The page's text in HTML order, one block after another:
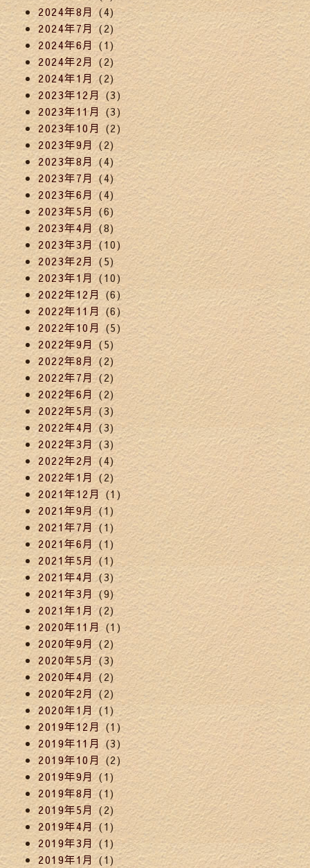
2024年8月(4)
2024年7月 (2)
2024年6月 (1)
2024年2月 (2)
2024年1月(2)
2023年12月 (3)
2023年11月 (3)
2023年10月 (2)
2023年9月 (2)
2023年8月 (4)
2023年7月 (4)
2023年6月 (4)
2023年5月(6)
2023年4月(8)
2023年3月(10)
2023年2月(5)
2023年1月(10)
2022年12月 (6)
2022年11月 (6)
2022年10月 (5)
2022年9月 (5)
2022年8月(2)
2022年7月(2)
2022年6月 (2)
2022年5月(3)
2022年4月(3)
2022年3月 (3)
2022年2月 (4)
2022年1月 (2)
2021年12月(1)
2021年9月(1)
2021年7月(1)
2021年6月(1)
2021年5月 (1)
2021年4月 (3)
2021年3月 (9)
2021年1月 (2)
2020年11月(1)
2020年9月(2)
2020年5月(3)
2020年4月(2)
2020年2月(2)
2020年1月(1)
2019年12月 (1)
2019年11月 (3)
2019年10月(2)
2019年9月(1)
2019年8月(1)
2019年5月 (2)
2019年4月(1)
2019年3月(1)
2019年1月 (1)